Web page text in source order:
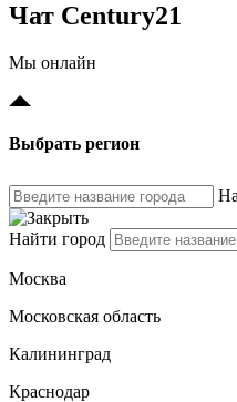
Чат Century21
Мы онлайн
Выбрать регион
Найти город
Москва
Московская область
Калининград
Краснодар